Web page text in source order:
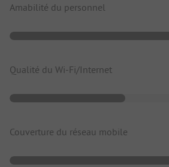
Amabilité du personnel
Qualité du Wi-Fi/Internet
Couverture du réseau mobile